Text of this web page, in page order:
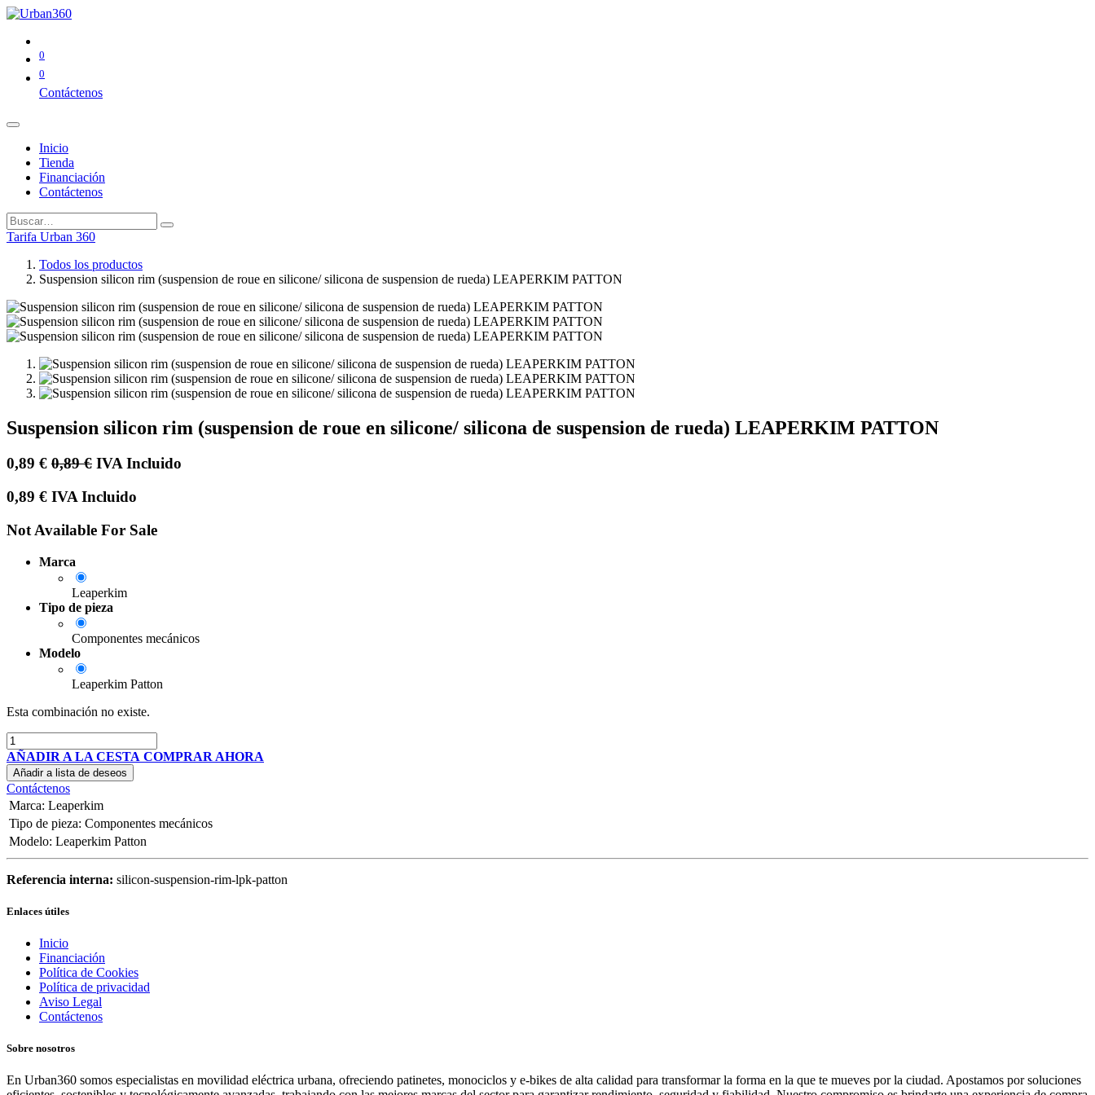
0
0
Contáctenos
Inicio
Tienda
Financiación
Contáctenos
Tarifa Urban 360
Todos los productos
Suspension silicon rim (suspension de roue en silicone/ silicona de suspension de rueda) LEAPERKIM PATTON
Suspension silicon rim (suspension de roue en silicone/ silicona de suspension de rueda) LEAPERKIM PATTON
0,89 € 0,89€ IVA Incluido
0,89 € IVA Incluido
Not Available For Sale
Marca
Leaperkim
Tipo de pieza
Componentes mecánicos
Modelo
Leaperkim Patton
Esta combinación no existe.
AÑADIR A LA CESTA COMPRAR AHORA
Añadir a lista de deseos
Contáctenos
Marca: Leaperkim
Tipo de pieza: Componentes mecánicos
Modelo: Leaperkim Patton
Referencia interna: silicon-suspension-rim-lpk-patton
Enlaces útiles
Inicio
Financiación
Política de Cookies
Política de privacidad
Aviso Legal
Contáctenos
Sobre nosotros
En Urban360 somos especialistas en movilidad eléctrica urbana, ofreciendo patinetes, monociclos y e-bikes de alta calidad para transformar la forma en la que te mueves por la ciudad. Apostamos por soluciones